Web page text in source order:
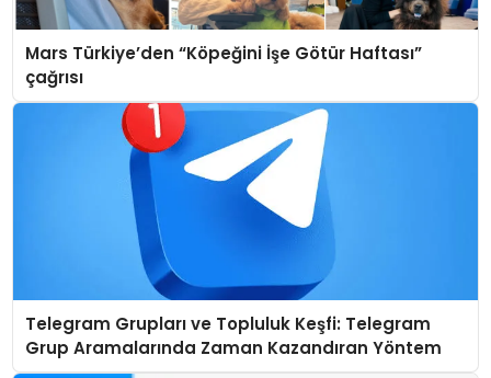
Mars Türkiye’den “Köpeğini İşe Götür Haftası”
çağrısı
Telegram Grupları ve Topluluk Keşfi: Telegram
Grup Aramalarında Zaman Kazandıran Yöntem